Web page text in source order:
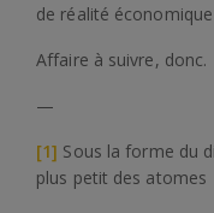
de réalité
Affaire à suivre, donc.
—
[1] Sous la forme du
plus petit des atomes